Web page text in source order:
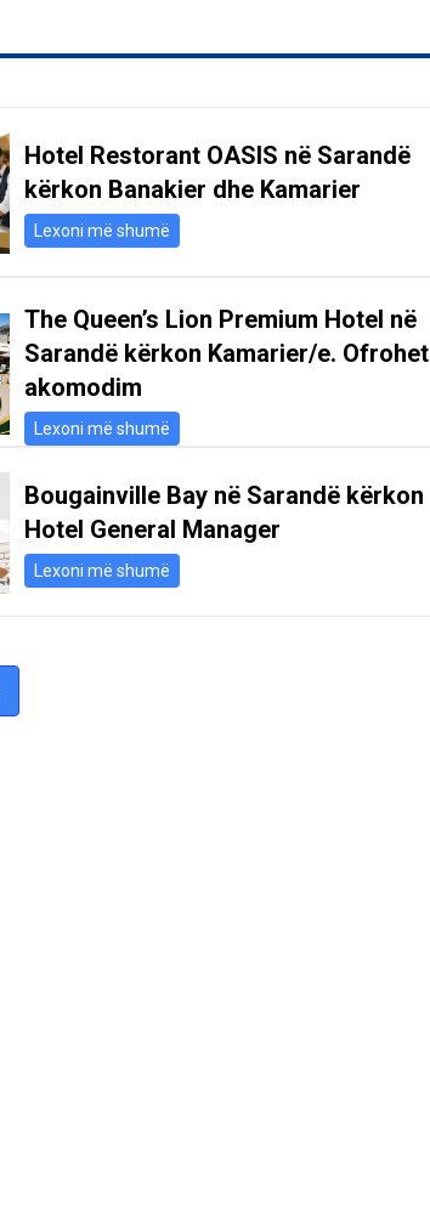
Hotel Restorant OASIS në Sarandë
kërkon Banakier dhe Kamarier
Lexoni më shumë
The Queen’s Lion Premium Hotel në
Sarandë kërkon Kamarier/e. Ofrohet
akomodim
Lexoni më shumë
Bougainville Bay në Sarandë kërkon
Hotel General Manager
Lexoni më shumë